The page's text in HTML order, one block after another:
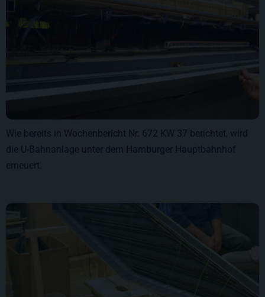
Wie bereits in Wochenbericht Nr. 672 KW 37 berichtet, wird
die U-Bahnanlage unter dem Hamburger Hauptbahnhof
erneuert.